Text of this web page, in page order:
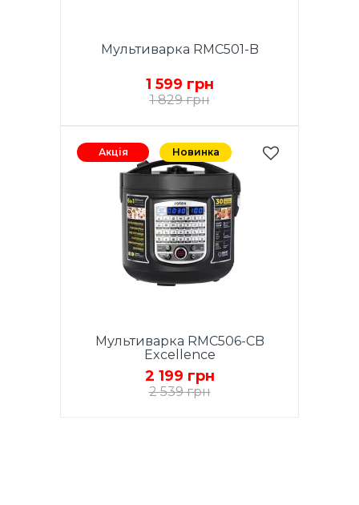
Мультиварка RMC501-B
1 599 грн
1 829 грн
Акція Новинка
Мультиварка RMC506-CB
Excellence
2 199 грн
2 539 грн